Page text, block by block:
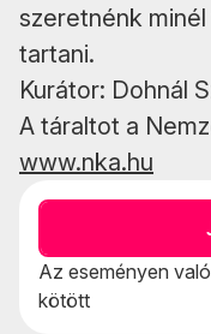
szeretnénk
tartani.
Kurátor: Dohnál
A táraltot a
www.nka.hu
Az eseményen
kötött